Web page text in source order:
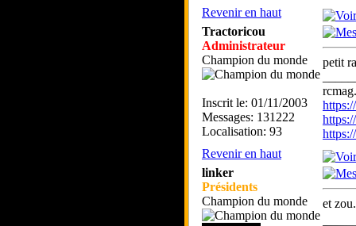
Revenir en haut
Tractoricou
Administrateur
Champion du monde
Inscrit le: 01/11/2003
Messages: 131222
Localisation: 93
petit
Revenir en haut
linker
Présidents
Champion du monde
et